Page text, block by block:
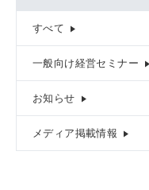
すべて
一般向け経営セミナー
お知らせ
メディア掲載情報